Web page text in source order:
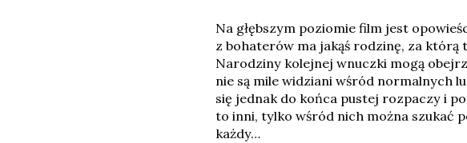
Na głębszym poziomie film jest
z bohaterów ma jakąś rodzinę, za
Narodziny kolejnej wnuczki mogą
nie są mile widziani wśród normalnych
się jednak do końca pustej rozpaczy i
to inni, tylko wśród nich można szukać
każdy…